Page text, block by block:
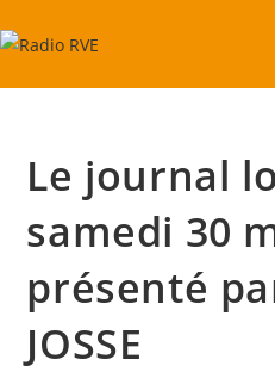
to
Le journal
samedi 30
présenté
JOSSE